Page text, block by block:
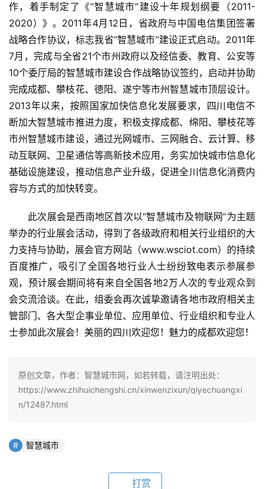
作，着手制定了《“智慧城市”建设十年规划纲要（2011-
2020）》。2011年4月12日，省政府与中国电信集团签署
战略合作协议，标志我省“智慧城市”建设正式启动。2011年
7月，完成与全省21个市州政府以及经信委、教育、公安等
10个委厅局的智慧城市建设合作战略协议签约，启动并协助
完成成都、攀枝花、德阳、遂宁等市州智慧城市顶层设计。
2013年以来，按照国家加快信息化发展要求，四川电信不
断加大智慧城市推进力度，积极支撑成都、绵阳、攀枝花等
市州智慧城市建设，通过光网城市、三网融合、云计算、移
动互联网、卫星通信等高新技术应用，务实加快城市信息化
基础设施建设，推动信息产业升级，促进全川信息化消费内
容与方式的加快转变。
此次展会是西南地区首次以“智慧城市及物联网”为主题
举办的行业展会活动，得到了各级政府和相关行业组织的大
力支持与协助，展会官方网站（www.wsciot.com）的持续
百度推广，吸引了全国各地行业人士纷纷致电表示参展参
观，预计展会期间将有来自全国各地2万人次的专业观众到
会交流洽谈。在此，组委会再次诚挚邀请各地市政府相关主
管部门、各大型企事业单位、应用单位、行业组织和专业人
士参加此次展会！美丽的四川欢迎您！魅力的成都欢迎您！
原创文章，作者：智慧城市网，如若转载，请注明出处：
https://www.zhihuichengshi.cn/xinwenzixun/qiyechuangxi
n/12487.html
智慧城市
打赏